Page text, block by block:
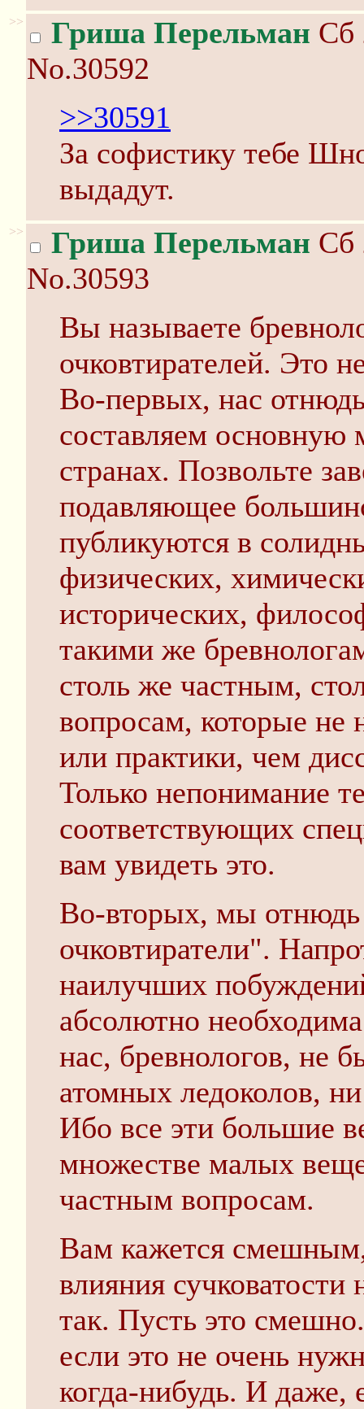
>> Гриша Перельман Сб
No.30592
>>30591
За софистику тебе
выдадут.
>> Гриша Перельман Сб
No.30593
Вы называете
очковтирателей. Это
Во-первых, нас
составляем основную
странах. Позвольте
подавляющее
публикуются в
физических,
исторических,
такими же
столь же частным,
вопросам, которые не
или практики, чем
Только непонимание
соответствующих
вам увидеть это.
Во-вторых, мы
очковтиратели".
наилучших
абсолютно
нас, бревнологов, не
атомных ледоколов,
Ибо все эти большие
множестве малых
частным вопросам.
Вам кажется
влияния сучковатости
так. Пусть это
если это не очень
когда-нибудь. И даже,